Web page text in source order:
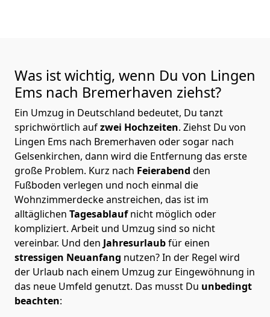
Was ist wichtig, wenn Du von Lingen
Ems nach Bremer­haven ziehst?
Ein Umzug in Deutschland bedeutet, Du tanzt
sprichwörtlich aufzwei Hochzeiten. Ziehst Du von
Lingen Ems nach Bremer­haven oder sogar nach
Gelsenkirchen, dann wird die Entfernung das erste
große Problem. Kurz nach Feierabend den
Fußboden verlegen und noch einmal die
Wohnzimmerdecke anstreichen, das ist im
alltäglichen Tagesablaufnicht möglich oder
kompliziert. Arbeit und Umzug sind so nicht
vereinbar. Und den Jahresurlaubfür einen
stressigen Neuanfang nutzen? In der Regel wird
der Urlaub nach einem Umzug zur Eingewöhnung in
das neue Umfeld genutzt. Das musst Du unbedingt
beachten: